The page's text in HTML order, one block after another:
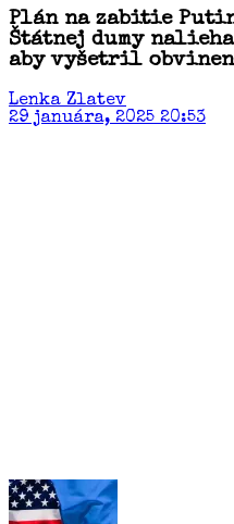
Plán na zabitie
Štátnej dumy
aby vyšetril
Lenka Zlatev
29 januára, 2025 20:53